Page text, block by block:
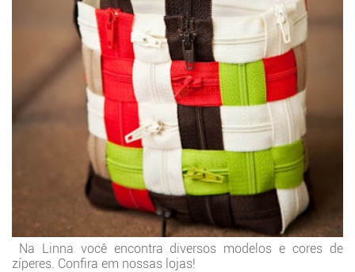
Na Linna você encontra diversos modelos e cores de
zíperes. Confira em nossas lojas!